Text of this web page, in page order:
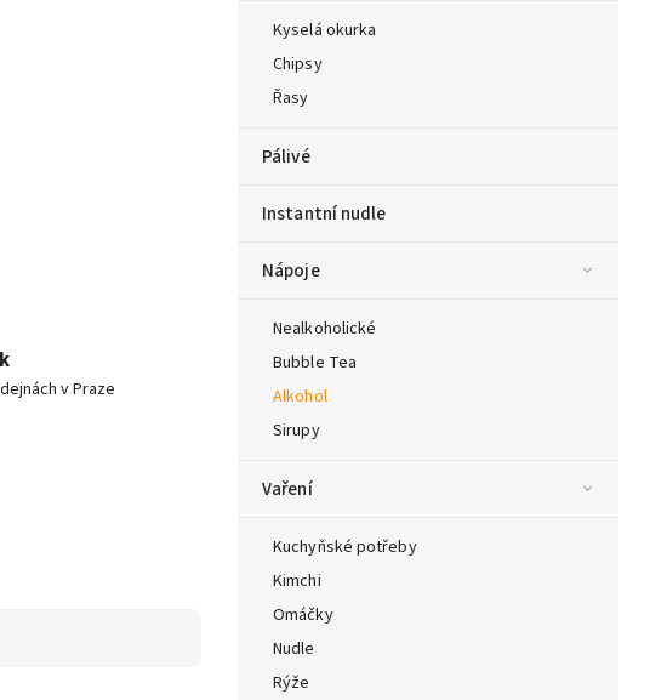
Kyselá okurka
Chipsy
Řasy
Pálivé
Instantní nudle
Nápoje
Nealkoholické
Bubble Tea
Alkohol
Sirupy
Vaření
Kuchyňské potřeby
Kimchi
Omáčky
Nudle
Rýže
v Praze